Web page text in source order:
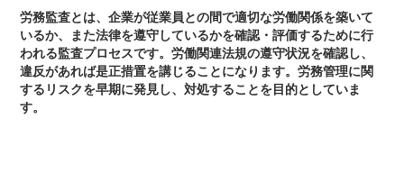
労務監査とは、企業が従業員との間で適切な労働関係を築いて
いるか、また法律を遵守しているかを確認・評価するために行
われる監査プロセスです。労働関連法規の遵守状況を確認し、
違反があれば是正措置を講じることになります。労務管理に関
するリスクを早期に発見し、対処することを目的としていま
す。